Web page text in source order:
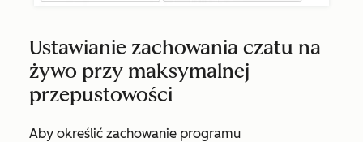
Ustawianie zachowania czatu na
żywo przy maksymalnej
przepustowości
Aby określić zachowanie programu